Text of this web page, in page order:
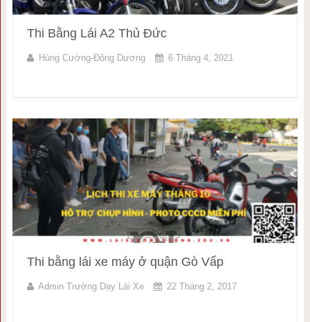
Thi Bằng Lái A2 Thủ Đức
Hùng Cường-Đông Dương 6 Tháng 4, 2021
Thi bằng lái xe máy ở quận Gò Vấp
Admin Trường Dạy Lái Xe 22 Tháng 2, 2017